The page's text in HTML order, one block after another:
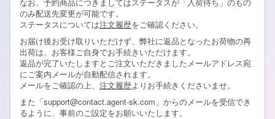
のみ配送先変更が可能です。
ステータスについては注文履歴をご確認ください。
お届け後お受け取りいただけず、弊社に返品となったお荷物の再
出荷は、お客様ご自身でお手続きいただけます。
返品が完了いたしますとご注文いただきましたメールアドレス宛
にご案内メールが自動配信されます。
メールをご確認の上、 注文履歴よりお手続きくださいませ。
また「support@contact.agent-sk.com」からのメールを受信でき
るように、事前のご設定をお願いいたします。